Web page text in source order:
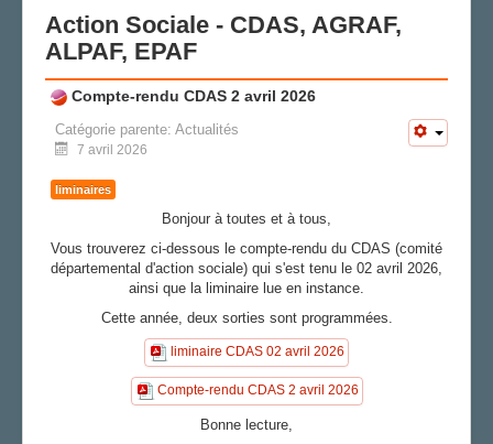
CAP/Recours
FS SSCT
Action sociale
Archives
AGENDA
Action Sociale - CDAS, AGRAF,
ALPAF, EPAF
Compte-rendu CDAS 2 avril 2026
Catégorie parente: Actualités
7 avril 2026
liminaires
Bonjour à toutes et à tous,
Vous trouverez ci-dessous le compte-rendu du CDAS (comité
départemental d'action sociale) qui s'est tenu le 02 avril 2026,
ainsi que la liminaire lue en instance.
Cette année, deux sorties sont programmées.
liminaire CDAS 02 avril 2026
Compte-rendu CDAS 2 avril 2026
Bonne lecture,